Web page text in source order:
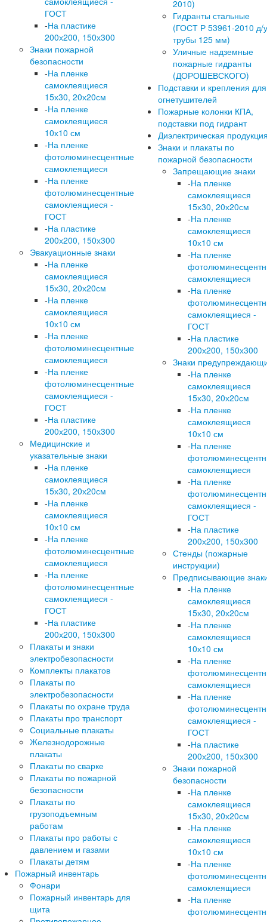
ГОСТ
-На пластике
200х200, 150х300
Знаки пожарной
безопасности
-На пленке
самоклеящиеся
15х30, 20х20см
-На пленке
самоклеящиеся
10х10 см
-На пленке
фотолюминесцентные
самоклеящиеся
-На пленке
фотолюминесцентные
самоклеящиеся -
ГОСТ
-На пластике
200х200, 150х300
Эвакуационные знаки
-На пленке
самоклеящиеся
15х30, 20х20см
-На пленке
самоклеящиеся
10х10 см
-На пленке
фотолюминесцентные
самоклеящиеся
-На пленке
фотолюминесцентные
самоклеящиеся -
ГОСТ
-На пластике
200х200, 150х300
Медицинские и
указательные знаки
-На пленке
самоклеящиеся
15х30, 20х20см
-На пленке
самоклеящиеся
10х10 см
-На пленке
фотолюминесцентные
самоклеящиеся
-На пленке
фотолюминесцентные
самоклеящиеся -
ГОСТ
-На пластике
200х200, 150х300
Плакаты и знаки
электробезопасности
Комплекты плакатов
Плакаты по
электробезопасности
Плакаты по охране труда
Плакаты про транспорт
Социальные плакаты
Железнодорожные
плакаты
Плакаты по сварке
Плакаты по пожарной
безопасности
Плакаты по
грузоподъемным
работам
Плакаты про работы с
давлением и газами
Плакаты детям
Пожарный инвентарь
Фонари
Пожарный инвентарь для
щита
2010)
Гидранты стальные
(ГОСТ Р 53961-2010 д/у
трубы 125 мм)
Уличные надземные
пожарные гидранты
(ДОРОШЕВСКОГО)
Подставки и крепления для
огнетушителей
Пожарные колонки КПА,
подставки под гидрант
Диэлектрическая
Знаки и плакаты по
пожарной безопасности
Запрещающие знаки
-На пленке
самоклеящиеся
15х30, 20х20см
-На пленке
самоклеящиеся
10х10 см
-На пленке
самоклеящиеся
-На пленке
самоклеящиеся -
ГОСТ
-На пластике
200х200, 150х300
Знаки
-На пленке
самоклеящиеся
15х30, 20х20см
-На пленке
самоклеящиеся
10х10 см
-На пленке
самоклеящиеся
-На пленке
самоклеящиеся -
ГОСТ
-На пластике
200х200, 150х300
Стенды (пожарные
инструкции)
Предписывающие
-На пленке
самоклеящиеся
15х30, 20х20см
-На пленке
самоклеящиеся
10х10 см
-На пленке
самоклеящиеся
-На пленке
самоклеящиеся -
ГОСТ
-На пластике
200х200, 150х300
Знаки пожарной
безопасности
-На пленке
самоклеящиеся
15х30, 20х20см
-На пленке
самоклеящиеся
10х10 см
-На пленке
самоклеящиеся
-На пленке